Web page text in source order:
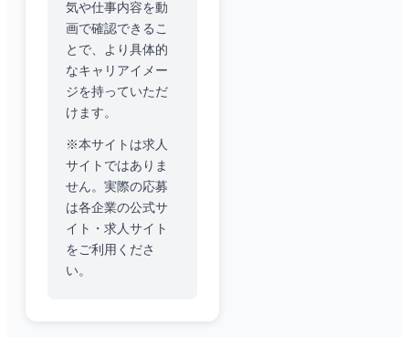
気や仕事内容を動
画で確認できるこ
とで、より具体的
なキャリアイメー
ジを持っていただ
けます。
※本サイトは求人
サイトではありま
せん。実際の応募
は各企業の公式サ
イト・求人サイト
をご利用くださ
い。